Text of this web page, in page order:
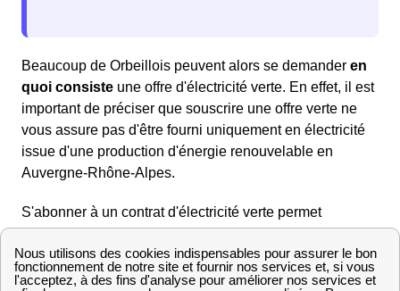
Beaucoup de Orbeillois peuvent alors se demander en
quoi consiste une offre d'électricité verte. En effet, il est
important de préciser que souscrire une offre verte ne
vous assure pas d'être fourni uniquement en électricité
issue d'une production d'énergie renouvelable en
Auvergne-Rhône-Alpes.
S'abonner à un contrat d'électricité verte permet
cependant aux habitants d'Orbeil de voir le fournisseur
réinjecter dans le réseauélectrique l'équivalent de leur
consommation en électricité dite verte (issue d'une